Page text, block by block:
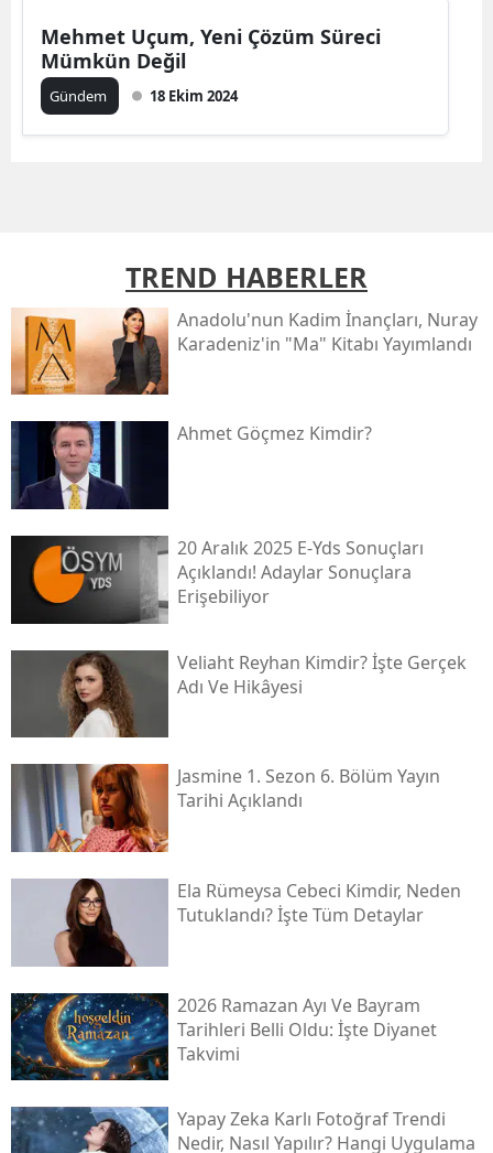
Mehmet Uçum, Yeni Çözüm Süreci
Mümkün Değil
Gündem 18 Ekim 2024
TREND HABERLER
Anadolu'nun Kadim İnançları, Nuray
Karadeniz'in "ma" Kitabı Yayımlandı
Ahmet Göçmez Kimdir?
20 Aralık 2025 E-Yds Sonuçları
Açıklandı! Adaylar Sonuçlara
Erişebiliyor
Veliaht Reyhan Kimdir? İşte Gerçek
Adı Ve Hikâyesi
Jasmine 1. Sezon 6. Bölüm Yayın
Tarihi Açıklandı
Ela Rümeysa Cebeci Kimdir, Neden
Tutuklandı? İşte Tüm Detaylar
2026 Ramazan Ayı Ve Bayram
Tarihleri Belli Oldu: İşte Diyanet
Takvimi
Yapay Zeka Karlı Fotoğraf Trendi
Nedir, Nasıl Yapılır? Hangi Uygulama